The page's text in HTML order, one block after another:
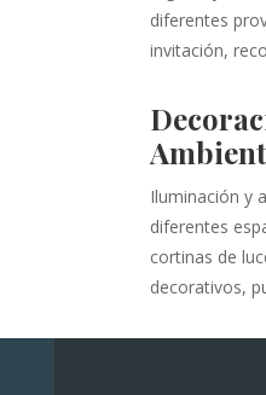
diferentes
invitación,
Iluminación y
diferentes
cortinas de
decorativos,